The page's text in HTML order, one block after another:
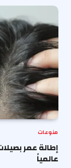
منوعات
إطالة عمر
عالمياً